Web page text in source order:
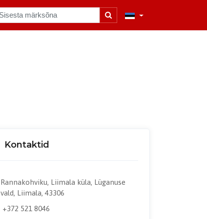
Kontaktid
Rannakohviku, Liimala küla, Lüganuse
vald, Liimala, 43306
+372 521 8046